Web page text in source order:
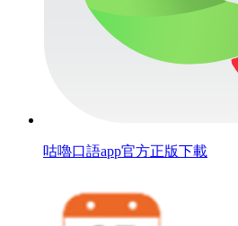
咕嚕口語app官方正版下載